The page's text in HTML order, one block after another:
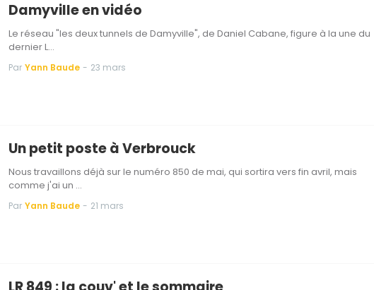
Damyville en vidéo
Le réseau "les deux tunnels de Damyville", de Daniel Cabane, figure à la une du
dernier L…
Par Yann Baude - 23 mars
Un petit poste à Verbrouck
Nous travaillons déjà sur le numéro 850 de mai, qui sortira vers fin avril, mais
comme j'ai un …
Par Yann Baude - 21 mars